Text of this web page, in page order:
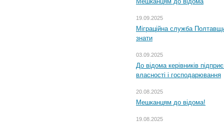
19.09.2025
Міграційна служба
знати
03.09.2025
До відома керівників
власності і господарювання
20.08.2025
Мешканцям до відома!
19.08.2025